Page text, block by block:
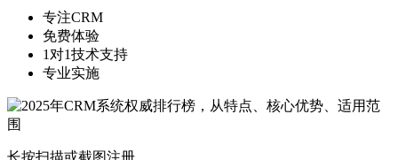
专注CRM
免费体验
1对1技术支持
专业实施
长按扫描或截图注册